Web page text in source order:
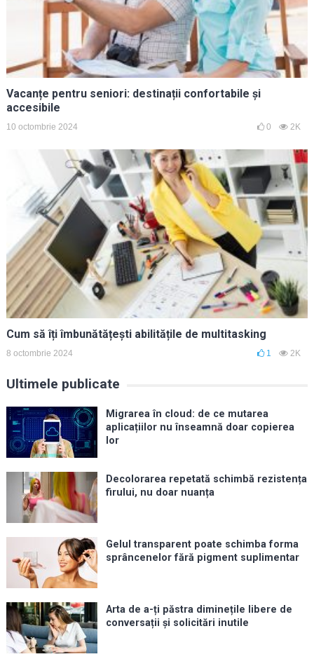
Vacanțe pentru seniori: destinații confortabile și
accesibile
10 octombrie 2024 0 2K
Cum să îți îmbunătățești abilitățile de multitasking
8 octombrie 2024 1 2K
Ultimele publicate
Migrarea în cloud: de ce mutarea
aplicațiilor nu înseamnă doar copierea
lor
Decolorarea repetată schimbă rezistența
firului, nu doar nuanța
Gelul transparent poate schimba forma
sprâncenelor fără pigment suplimentar
Arta de a-ți păstra diminețile libere de
conversații și solicitări inutile